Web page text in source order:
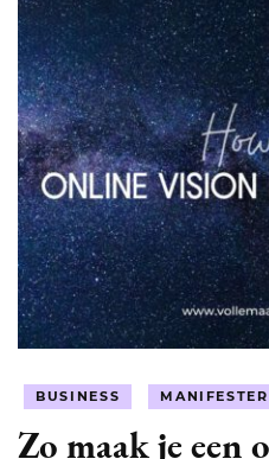
BUSINESS
Zo maak je een